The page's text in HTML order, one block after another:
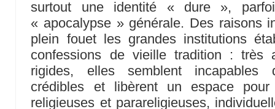
surtout une identité « dure »,
« apocalypse » générale. Des raisons
plein fouet les grandes institutions
confessions de vieille tradition : très
rigides, elles semblent incapables
crédibles et libèrent un espace
religieuses et parareligieuses,